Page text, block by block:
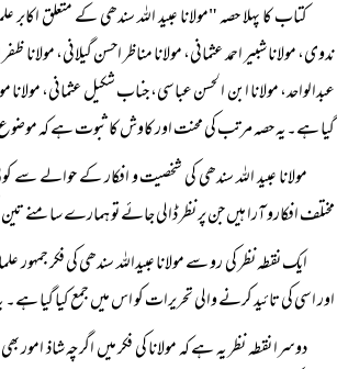
کتاب کا پہلا حصہ "مولانا عبید اللہ سندھی کے متعلق
ندوی، مولانا شبیر احمد عثمانی، مولانا مناظر احسن گیلانی، مولانا
عبدالواحد، مولانا ابن الحسن عباسی، جناب شکیل عثمانی،
گیا ہے۔یہ حصہ مرتب کی محنت اور کاوش کا ثبوت ہے کہ
مولانا عبید اللہ سندھی کی شخصیت و افکار کے حوالے
مختلف افکارو آرا ہیں جن پر نظر ڈالی جائے تو ہمارے سامنے
ایک نقطہ نظر کی رو سے مولانا عبیداللہ سندھی کی فکر
اور اسی کی تائید کرنے والی تحریرات کو اس میں جمع کیا گیا ہے۔
دوسرا نقطہ نظر یہ ہے کہ مولانا کی فکر میں اگرچہ شاذ